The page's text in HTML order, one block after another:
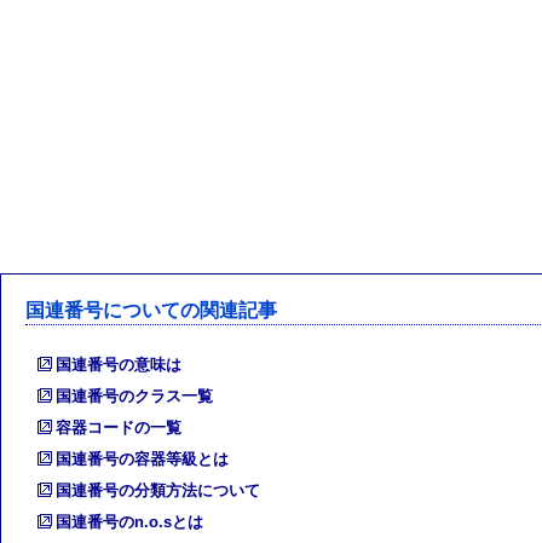
国連番号についての関連記事
国連番号の意味は
国連番号のクラス一覧
容器コードの一覧
国連番号の容器等級とは
国連番号の分類方法について
国連番号のn.o.sとは